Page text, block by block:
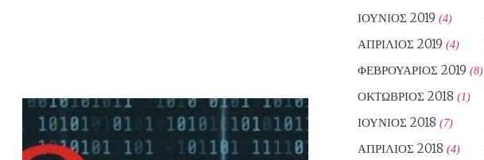
ΙΟΎΝΙΟΣ 2019 (4)
ΑΠΡΊΛΙΟΣ 2019 (4)
ΦΕΒΡΟΥΆΡΙΟΣ 2019 (8)
ΟΚΤΏΒΡΙΟΣ 2018 (1)
ΙΟΎΝΙΟΣ 2018 (7)
ΑΠΡΊΛΙΟΣ 2018 (4)